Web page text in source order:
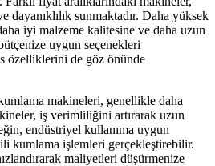
dayanıklılık sunmaktadır. Daha yüksek
iyi malzeme kalitesine ve daha uzun
uygun seçenekleri
özelliklerini de göz önünde
makineleri, genellikle daha
iş verimliliğini artırarak uzun
endüstriyel kullanıma uygun
kumlama işlemleri gerçekleştirebilir.
maliyetleri düşürmenize